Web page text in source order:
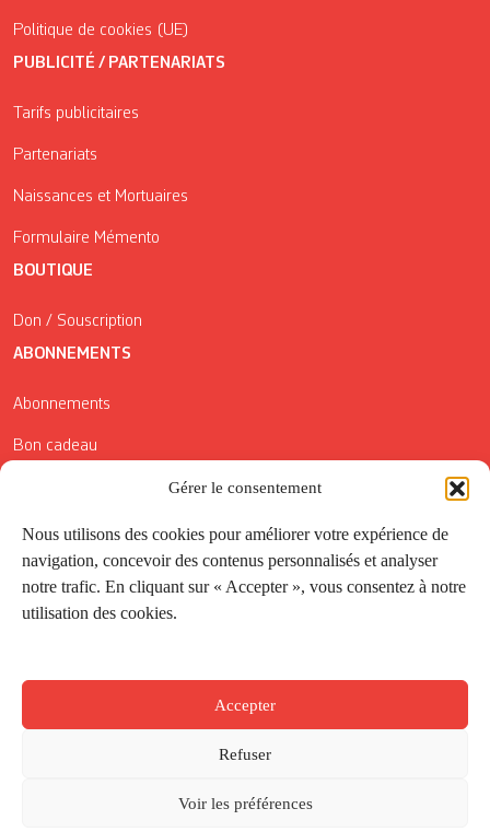
Gérer le consentement
Nous utilisons des cookies pour améliorer votre expérience de
navigation, concevoir des contenus personnalisés et analyser
notre trafic. En cliquant sur « Accepter », vous consentez à notre
utilisation des cookies.
Accepter
Refuser
Voir les préférences
Politique de cookies (UE)
PUBLICITÉ / PARTENARIATS
Tarifs publicitaires
Partenariats
Naissances et Mortuaires
Formulaire Mémento
BOUTIQUE
Don / Souscription
ABONNEMENTS
Abonnements
Bon cadeau
Conditions générales de vente
Réductions de la Carte Côté Courrier
Application